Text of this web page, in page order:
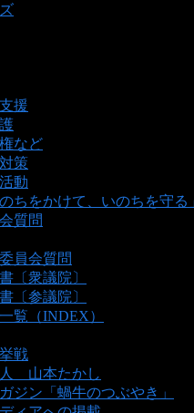
援
など
策
動
ちをかけて、いのちを守る
質問
員会質問
〔衆議院〕
〔参議院〕
覧（INDEX）
戦
山本たかし
ジン「蝸牛のつぶやき」